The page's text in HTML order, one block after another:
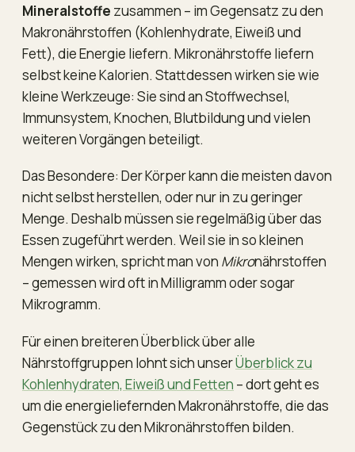
Mineralstoffe zusammen – im Gegensatz zu den
Makronährstoffen (Kohlenhydrate, Eiweiß und
Fett), die Energie liefern. Mikronährstoffe liefern
selbst keine Kalorien. Stattdessen wirken sie wie
kleine Werkzeuge: Sie sind an Stoffwechsel,
Immunsystem, Knochen, Blutbildung und vielen
weiteren Vorgängen beteiligt.
Das Besondere: Der Körper kann die meisten davon
nicht selbst herstellen, oder nur in zu geringer
Menge. Deshalb müssen sie regelmäßig über das
Essen zugeführt werden. Weil sie in so kleinen
Mengen wirken, spricht man von Mikronährstoffen
– gemessen wird oft in Milligramm oder sogar
Mikrogramm.
Für einen breiteren Überblick über alle
Nährstoffgruppen lohnt sich unserÜberblick zu
Kohlenhydraten, Eiweiß und Fetten – dort geht es
um die energieliefernden Makronährstoffe, die das
Gegenstück zu den Mikronährstoffen bilden.